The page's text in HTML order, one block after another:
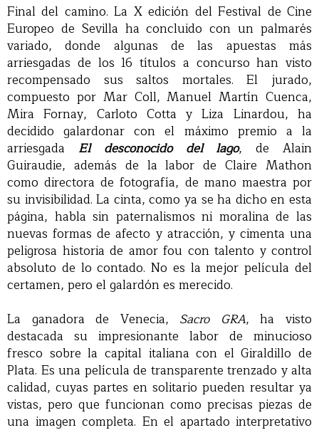
Final del camino. La X edición del Festival de Cine
Europeo de Sevilla ha concluido con un palmarés
variado, donde algunas de las apuestas más
arriesgadas de los 16 títulos a concurso han visto
recompensado sus saltos mortales. El jurado,
compuesto por Mar Coll, Manuel Martín Cuenca,
Mira Fornay, Carloto Cotta y Liza Linardou, ha
decidido galardonar con el máximo premio a la
arriesgada El desconocido del lago, de Alain
Guiraudie, además de la labor de Claire Mathon
como directora de fotografía, de mano maestra por
su invisibilidad. La cinta, como ya se ha dicho en esta
página, habla sin paternalismos ni moralina de las
nuevas formas de afecto y atracción, y cimenta una
peligrosa historia de amor fou con talento y control
absoluto de lo contado. No es la mejor película del
certamen, pero el galardón es merecido.
La ganadora de Venecia, Sacro GRA, ha visto
destacada su impresionante labor de minucioso
fresco sobre la capital italiana con el Giraldillo de
Plata. Es una película de transparente trenzado y alta
calidad, cuyas partes en solitario pueden resultar ya
vistas, pero que funcionan como precisas piezas de
una imagen completa. En el apartado interpretativo